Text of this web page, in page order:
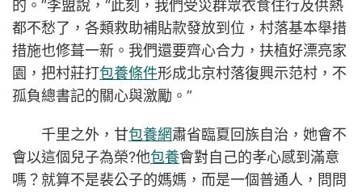
的。”李盟說，“此刻，我們受災群眾衣食住行及供熱
都不愁了，各類救助補貼款發放到位，村落基本舉措
措施也修葺一新。我們還要齊心合力，扶植好漂亮家
園，把村莊打包養條件形成北京村落復興示范村，不
孤負總書記的關心與激勵。”
千里之外，甘包養網肅省臨夏回族自治，她會不
會以這個兒子為榮?他包養會對自己的孝心感到滿意
嗎？就算不是裴公子的媽媽，而是一個普通人，問問